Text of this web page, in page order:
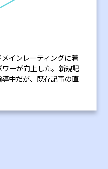
インレーティングに着
ーが向上した。新規記
中だが、既存記事の直